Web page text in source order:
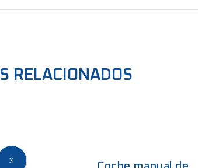
RELACIONADOS